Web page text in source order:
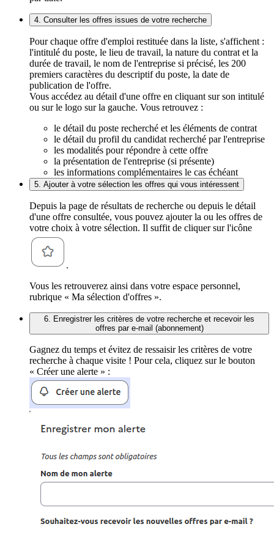
4. Consulter les offres issues de votre recherche
Pour chaque offre d'emploi restituée dans la liste, s'affichent :
l'intitulé du poste, le lieu de travail, la nature du contrat et la
durée de travail, le nom de l'entreprise si précisé, les 200
premiers caractères du descriptif du poste, la date de
publication de l'offre.
Vous accédez au détail d'une offre en cliquant sur son intitulé
ou sur le logo sur la gauche. Vous retrouvez :
le détail du poste recherché et les éléments de contrat
le détail du profil du candidat recherché par l'entreprise
les modalités pour répondre à cette offre
la présentation de l'entreprise (si présente)
les informations complémentaires le cas échéant
5. Ajouter à votre sélection les offres qui vous intéressent
Depuis la page de résultats de recherche ou depuis le détail
d'une offre consultée, vous pouvez ajouter la ou les offres de
votre choix à votre sélection. Il suffit de cliquer sur l'icône
.
Vous les retrouverez ainsi dans votre espace personnel,
rubrique « Ma sélection d'offres ».
6. Enregistrer les critères de votre recherche et recevoir les
offres par e-mail (abonnement)
Gagnez du temps et évitez de ressaisir les critères de votre
recherche à chaque visite ! Pour cela, cliquez sur le bouton
« Créer une alerte » :